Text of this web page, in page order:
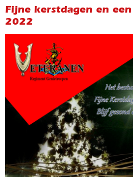
Fijne kerstdagen en
2022